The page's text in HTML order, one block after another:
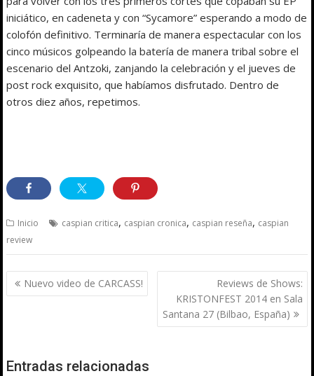
iniciático, en cadeneta y con “Sycamore” esperando a modo de
colofón definitivo. Terminaría de manera espectacular con los
cinco músicos golpeando la batería de manera tribal sobre el
escenario del Antzoki, zanjando la celebración y el jueves de
post rock exquisito, que habíamos disfrutado. Dentro de
otros diez años, repetimos.
Inicio caspian critica, caspian cronica, caspian reseña, caspian
review
Navegación
de
Nuevo video de CARCASS!
Reviews de Shows:
KRISTONFEST 2014 en Sala
Santana 27 (Bilbao, España)
Entradas relacionadas